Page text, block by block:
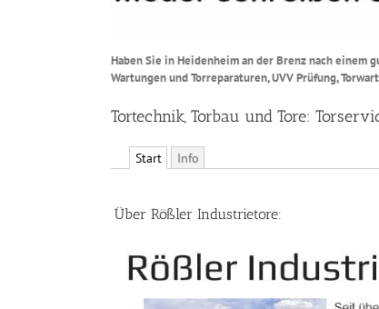
Haben Sie in Heidenheim an der Brenz nach einem
Wartungen und Torreparaturen, UVV Prüfung,
Tortechnik, Torbau und Tore:
Start Info
Über Rößler Industrietore: